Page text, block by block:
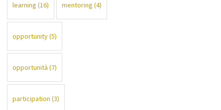
learning (16) mentoring (4)
opportunity(5)
opportunità (7)
participation (3)